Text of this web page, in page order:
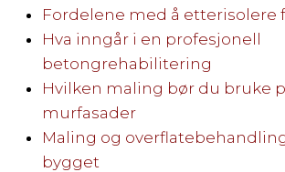
Fordelene med å etterisolere
Hva inngår i en profesjonell
betongrehabilitering
Hvilken maling bør du bruke
murfasader
Maling og
bygget